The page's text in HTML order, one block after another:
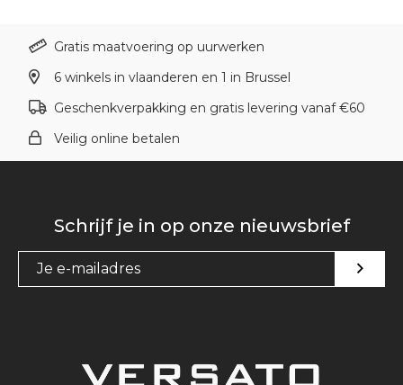
Gratis maatvoering op uurwerken
6 winkels in vlaanderen en 1 in Brussel
Geschenkverpakking en gratis levering vanaf €60
Veilig online betalen
Schrijf je in op onze nieuwsbrief